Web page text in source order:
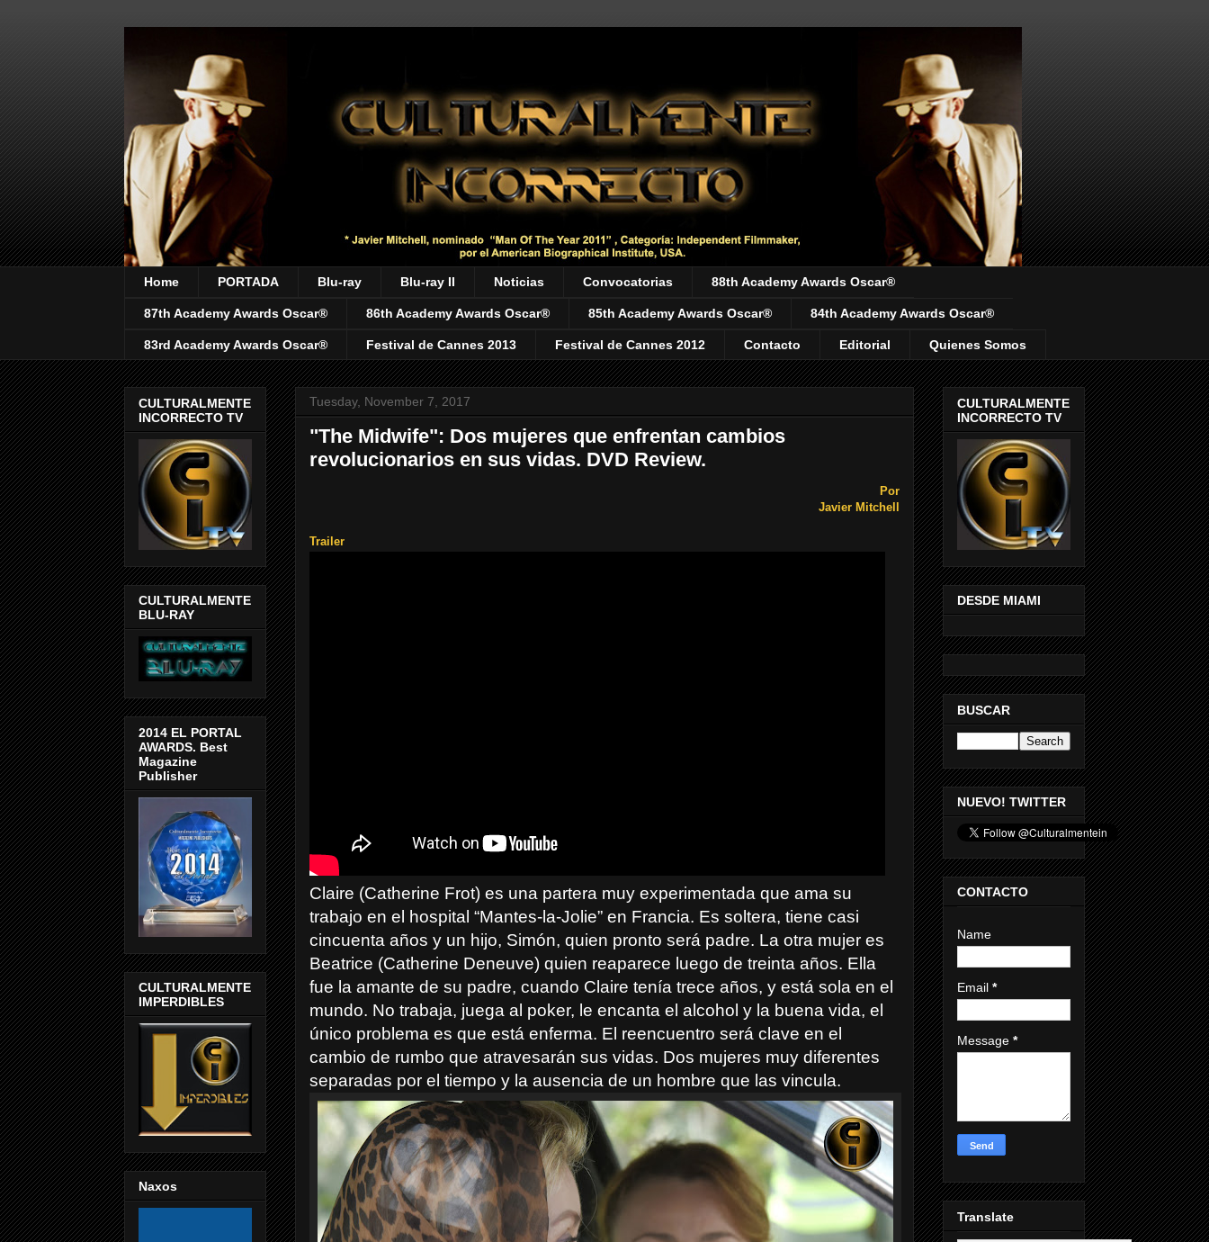
Home PORTADA Blu-ray Blu-ray II Noticias Convocatorias 88th Academy Awards Oscar®
87th Academy Awards Oscar® 86th Academy Awards Oscar® 85th Academy Awards Oscar® 84th Academy Awards Oscar®
83rd Academy Awards Oscar® Festival de Cannes 2013 Festival de Cannes 2012 Contacto Editorial Quienes Somos
Tuesday, November 7, 2017
"The Midwife": Dos mujeres que enfrentan cambios
revolucionarios en sus vidas. DVD Review.
Por
Javier Mitchell
Trailer
Claire (Catherine Frot) es una partera muy experimentada que ama su
trabajo en el hospital “Mantes-la-Jolie” en Francia. Es soltera, tiene casi
cincuenta años y un hijo, Simón, quien pronto será padre. La otra mujer es
Beatrice (Catherine Deneuve) quien reaparece luego de treinta años. Ella
fue la amante de su padre, cuando Claire tenía trece años, y está sola en el
mundo. No trabaja, juega al poker, le encanta el alcohol y la buena vida, el
único problema es que está enferma. El reencuentro será clave en el
cambio de rumbo que atravesarán sus vidas. Dos mujeres muy diferentes
separadas por el tiempo y la ausencia de un hombre que las vincula.
CULTURALMENTE
INCORRECTO TV
CULTURALMENTE
BLU-RAY
2014 EL PORTAL
AWARDS. Best
Magazine
Publisher
CULTURALMENTE
IMPERDIBLES
Naxos
CULTURALMENTE
INCORRECTO TV
DESDE MIAMI
BUSCAR
NUEVO! TWITTER
CONTACTO
Name
Email *
Message *
Translate